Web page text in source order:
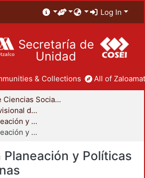
Log In
Secretaría de
Unidad
& Collections All of
División de Ciencias Sociales y Humanidades
Coordinación Divisional de Posgrado
Maestría en Planeación y Políticas Metropolitanas
Maestría en Planeación y Políticas Metropolitanas
Planeación y Políticas